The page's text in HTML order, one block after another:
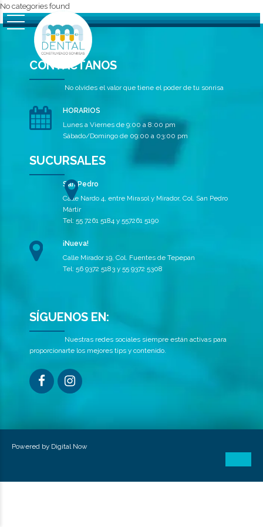
No categories found
CONTÁCTANOS
No olvides el valor que tiene el poder de tu sonrisa
HORARIOS
Lunes a Viernes de 9:00 a 8:00 pm
Sábado/Domingo de 09:00 a 03:00 pm
SUCURSALES
San Pedro
Calle Nardo 4, entre Mirasol y Mirador, Col. San Pedro
Mártir
Tel: 55 7261 5184 y 557261 5190
¡Nueva!
Calle Mirador 19, Col. Fuentes de Tepepan
Tel: 56 9372 5183 y 55 9372 5308
SÍGUENOS EN:
Nuestras redes sociales siempre están activas para
proporcionarte los mejores tips y contenido.
Powered by Digital Now